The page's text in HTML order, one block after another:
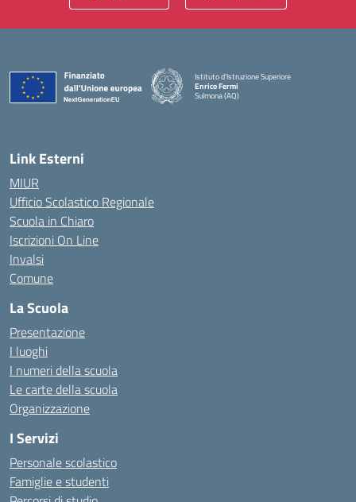
Istituto d'Istruzione Superiore
Enrico Fermi
Sulmona (AQ)
— Visita la pagina iniziale della scuola
Link Esterni
MIUR
Ufficio Scolastico Regionale
Scuola in Chiaro
Iscrizioni On Line
Invalsi
Comune
La Scuola
Presentazione
I luoghi
I numeri della scuola
Le carte della scuola
Organizzazione
I Servizi
Personale scolastico
Famiglie e studenti